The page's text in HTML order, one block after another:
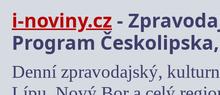
i-noviny.cz -
Program
Denní zpravodajský,